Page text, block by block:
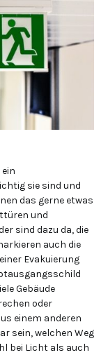
sie sind und
das gerne etwas
und
sind dazu da, die
auch die
Evakuierung
Gebäude
oder
einem anderen
sein, welchen Weg
bei Licht als auch